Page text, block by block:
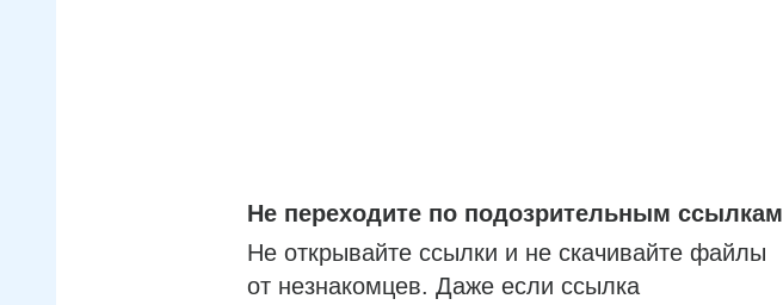
Не переходите по подозрительным ссылкам
Не открывайте ссылки и не скачивайте файлы
от незнакомцев. Даже если ссылка